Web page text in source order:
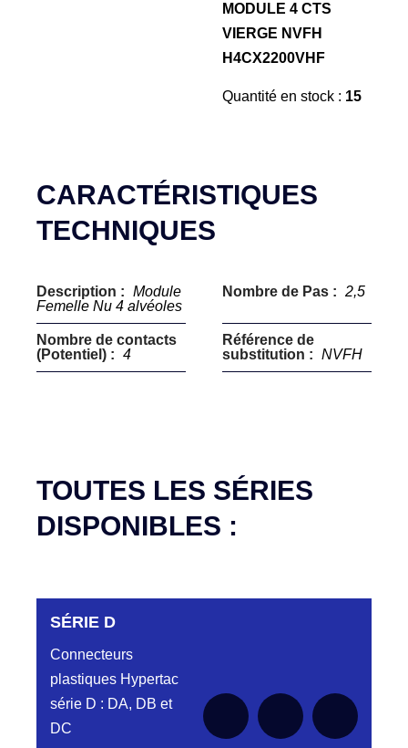
MODULE 4 CTS
VIERGE NVFH
H4CX2200VHF
Quantité en stock : 15
CARACTÉRISTIQUES
TECHNIQUES
Description : Module
Femelle Nu 4 alvéoles
Nombre de Pas : 2,5
Nombre de contacts
(Potentiel) : 4
Référence de
substitution : NVFH
TOUTES LES SÉRIES
DISPONIBLES :
SÉRIE D
Connecteurs
plastiques Hypertac
série D : DA, DB et
DC